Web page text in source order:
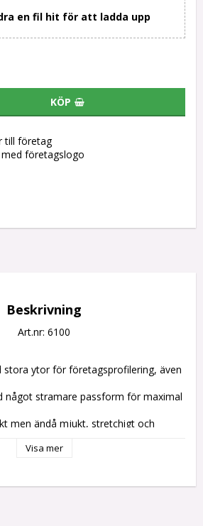
en fil hit för att ladda upp
KÖP
till företag
företagslogo
Beskrivning
Art.nr: 6100
stora ytor för företagsprofilering, även
något stramare passform för maximal
men ändå mjukt, stretchigt och
Benfickor med telefonficka och
Visa mer